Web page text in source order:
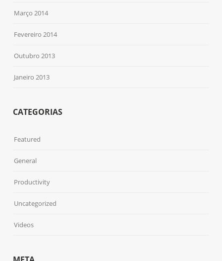
Março 2014
Fevereiro 2014
Outubro 2013
Janeiro 2013
CATEGORIAS
Featured
General
Productivity
Uncategorized
Videos